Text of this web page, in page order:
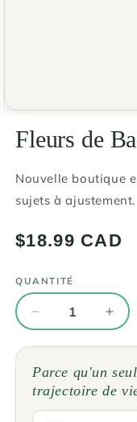
média
une
modale
Fleurs de
Nouvelle boutique
sujets à ajustement.
Prix
$18.99 CAD
Quantité
QUANTITÉ
Réduire
la
quantité
de
Fleurs
de
la
de
Parce qu'un
trajectoire de